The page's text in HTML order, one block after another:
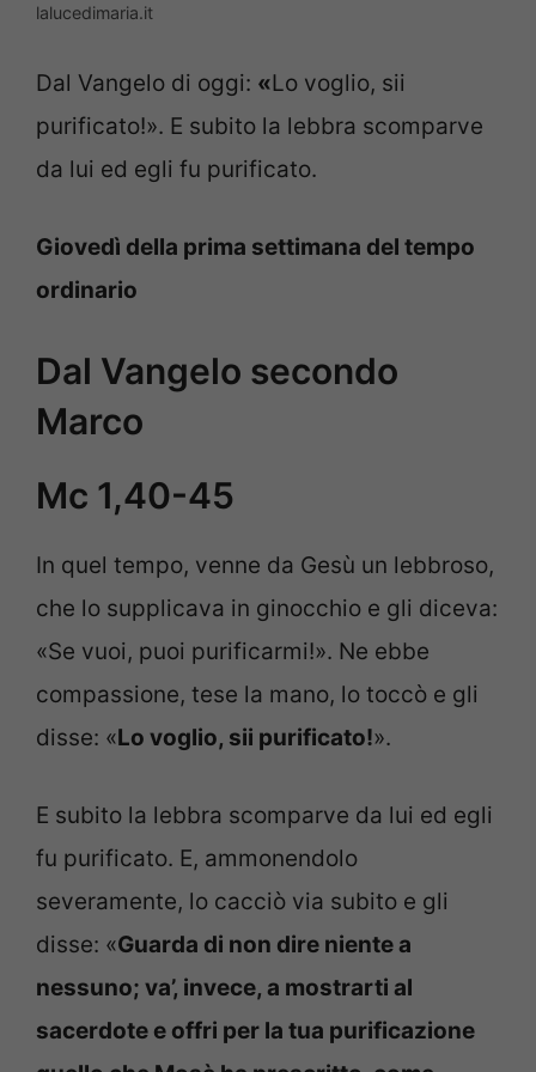
lalucedimaria.it
Dal Vangelo di oggi: «Lo voglio, sii
purificato!». E subito la lebbra scomparve
da lui ed egli fu purificato.
Giovedì della prima settimana del tempo
ordinario
Dal Vangelo secondo
Marco
Mc 1,40-45
In quel tempo, venne da Gesù un lebbroso,
che lo supplicava in ginocchio e gli diceva:
«Se vuoi, puoi purificarmi!». Ne ebbe
compassione, tese la mano, lo toccò e gli
disse: «Lo voglio, sii purificato!».
E subito la lebbra scomparve da lui ed egli
fu purificato. E, ammonendolo
severamente, lo cacciò via subito e gli
disse: «Guarda di non dire niente a
nessuno; va’, invece, a mostrarti al
sacerdote e offri per la tua purificazione